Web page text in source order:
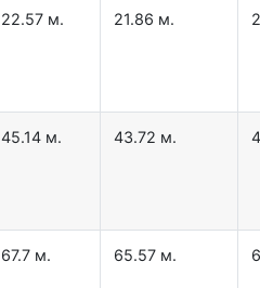
22.57 м. 21.86 м.
45.14 м. 43.72 м.
67.7 м. 65.57 м.